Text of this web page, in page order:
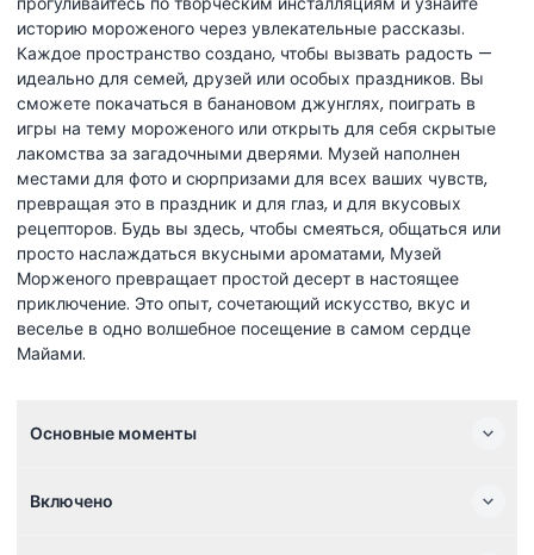
историю мороженого через увлекательные рассказы.
Каждое пространство создано, чтобы вызвать радость —
идеально для семей, друзей или особых праздников. Вы
сможете покачаться в банановом джунглях, поиграть в
игры на тему мороженого или открыть для себя скрытые
лакомства за загадочными дверями. Музей наполнен
местами для фото и сюрпризами для всех ваших чувств,
превращая это в праздник и для глаз, и для вкусовых
рецепторов. Будь вы здесь, чтобы смеяться, общаться или
просто наслаждаться вкусными ароматами, Музей
Морженого превращает простой десерт в настоящее
приключение. Это опыт, сочетающий искусство, вкус и
веселье в одно волшебное посещение в самом сердце
Майами.
Основные моменты
Включено